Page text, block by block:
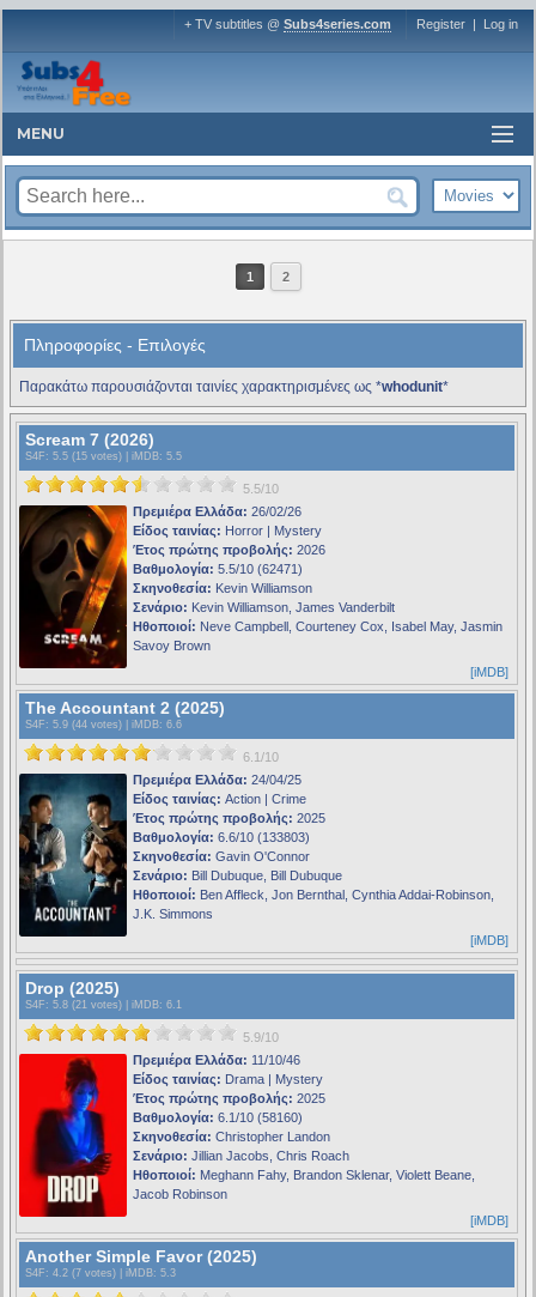
+ TV subtitles @ Subs4series.com Register | Log in
MENU
1 2
Πληροφορίες - Επιλογές
Παρακάτω παρουσιάζονται ταινίες χαρακτηρισμένες ως *whodunit*
Scream 7 (2026)
S4F : 5.5 (15 votes) | iMDB: 5.5
5.5/10
Πρεμιέρα Ελλάδα: 26/02/26
Είδος ταινίας: Horror | Mystery
Έτος πρώτης προβολής: 2026
Βαθμολογία: 5.5/10 (62471)
Σκηνοθεσία: Kevin Williamson
Σενάριο: Kevin Williamson, James Vanderbilt
Ηθοποιοί: Neve Campbell, Courteney Cox, Isabel May, Jasmin
Savoy Brown
[iMDB]
The Accountant 2 (2025)
S4F : 5.9 (44 votes) | iMDB: 6.6
6.1/10
Πρεμιέρα Ελλάδα: 24/04/25
Είδος ταινίας: Action | Crime
Έτος πρώτης προβολής: 2025
Βαθμολογία: 6.6/10 (133803)
Σκηνοθεσία: Gavin O'Connor
Σενάριο: Bill Dubuque, Bill Dubuque
Ηθοποιοί: Ben Affleck, Jon Bernthal, Cynthia Addai-Robinson,
J.K. Simmons
[iMDB]
Drop (2025)
S4F : 5.8 (21 votes) | iMDB: 6.1
5.9/10
Πρεμιέρα Ελλάδα: 11/10/46
Είδος ταινίας: Drama | Mystery
Έτος πρώτης προβολής: 2025
Βαθμολογία: 6.1/10 (58160)
Σκηνοθεσία: Christopher Landon
Σενάριο: Jillian Jacobs, Chris Roach
Ηθοποιοί: Meghann Fahy, Brandon Sklenar, Violett Beane,
Jacob Robinson
[iMDB]
Another Simple Favor (2025)
S4F : 4.2 (7 votes) | iMDB: 5.3